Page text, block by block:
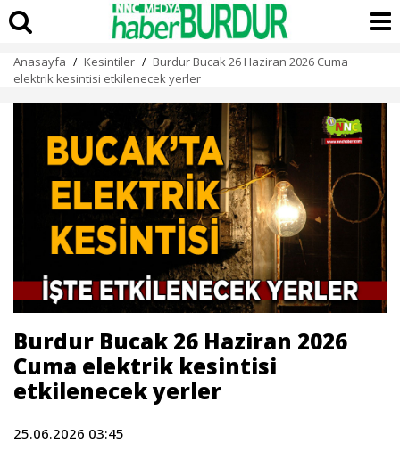
Anasayfa / Kesintiler / Burdur Bucak 26 Haziran 2026 Cuma
elektrik kesintisi etkilenecek yerler
Burdur Bucak 26 Haziran 2026
Cuma elektrik kesintisi
etkilenecek yerler
25.06.2026 03:45